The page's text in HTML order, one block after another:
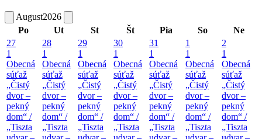
August2026
Po
Ut St Št Pia So
Ne
27
1
Obecná
súťaž
„Čistý
dvor –
pekný
dom“ /
„Tiszta
28
1
Obecná
súťaž
„Čistý
dvor –
pekný
dom“ /
„Tiszta
29
1
Obecná
súťaž
„Čistý
dvor –
pekný
dom“ /
„Tiszta
30
1
Obecná
súťaž
„Čistý
dvor –
pekný
dom“ /
„Tiszta
31
1
Obecná
súťaž
„Čistý
dvor –
pekný
dom“ /
„Tiszta
1
1
Obecná
súťaž
„Čistý
dvor –
pekný
dom“ /
„Tiszta
2
1
Obecná
súťaž
„Čistý
dvor –
pekný
dom“ /
„Tiszta